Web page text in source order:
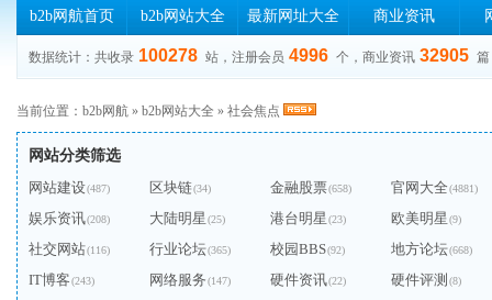
b2b网航首页 b2b网站大全 最新网址大全 商业资讯
数据统计：共收录 100278 站，注册会员 4996 个，商业资讯 32905 篇
当前位置： b2b网航 » b2b网站大全 » 社会焦点
网站分类筛选
网站建设(487) 区块链(34) 金融股票(658) 官网大全(4881)
娱乐资讯(208) 大陆明星(25) 港台明星(23) 欧美明星(9)
社交网站(116) 行业论坛(365) 校园BBS(92) 地方论坛(668)
IT博客(243) 网络服务(147) 硬件资讯(22) 硬件评测 (8)